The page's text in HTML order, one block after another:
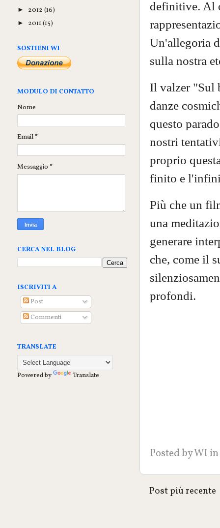
definitive. Al
Un'allegoria
sulla nostra
Il valzer "Sul
danze
questo
nostri
proprio
finito e
Più che un
una
generare
che, come il
profondi.
Posted byWI
Post più recente
► 2012 (16)
► 2011 (15)
SOSTIENI WI
MODULO DI CONTATTO
Nome
Email *
Messaggio *
CERCA NEL BLOG
ISCRIVITI A
Post
Commenti
TRANSLATE
Powered by Translate